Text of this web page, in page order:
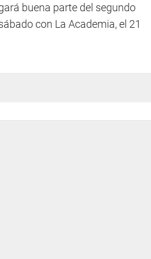
buena parte del segundo
con La Academia, el 21